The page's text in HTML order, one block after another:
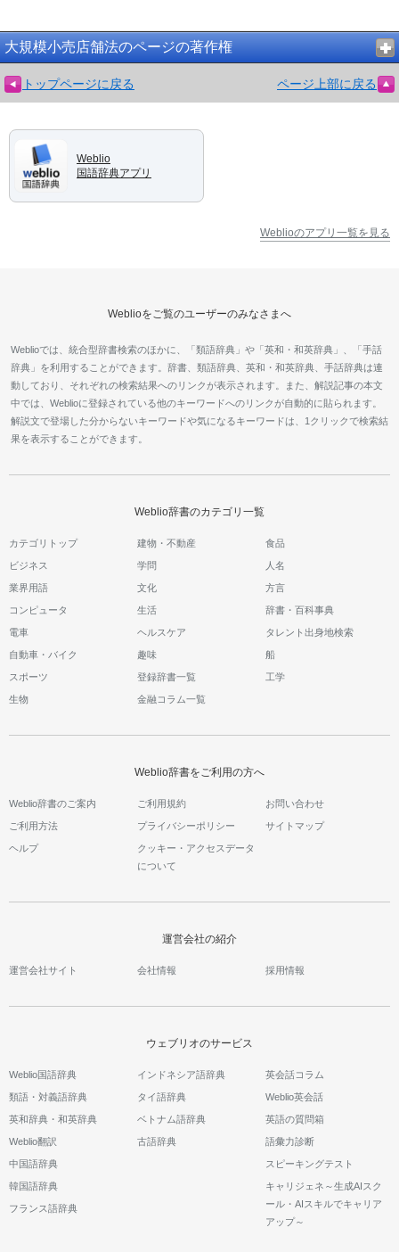
大規模小売店舗法のページの著作権
トップページに戻る ページ上部に戻る
Weblio
国語辞典アプリ
Weblioのアプリ一覧を見る
Weblioをご覧のユーザーのみなさまへ
Weblioでは、統合型辞書検索のほかに、「類語辞典」や「英和・和英辞典」、「手話
辞典」を利用することができます。辞書、類語辞典、英和・和英辞典、手話辞典は連
動しており、それぞれの検索結果へのリンクが表示されます。また、解説記事の本文
中では、Weblioに登録されている他のキーワードへのリンクが自動的に貼られます。
解説文で登場した分からないキーワードや気になるキーワードは、1クリックで検索結
果を表示することができます。
Weblio辞書のカテゴリ一覧
カテゴリトップ 建物・不動産 食品
ビジネス 学問 人名
業界用語 文化 方言
コンピュータ 生活 辞書・百科事典
電車 ヘルスケア タレント出身地検索
自動車・バイク 趣味 船
スポーツ 登録辞書一覧 工学
生物 金融コラム一覧
Weblio辞書をご利用の方へ
Weblio辞書のご案内 ご利用規約 お問い合わせ
ご利用方法 プライバシーポリシー サイトマップ
ヘルプ
クッキー・アクセスデータ
について
運営会社の紹介
運営会社サイト 会社情報 採用情報
ウェブリオのサービス
Weblio国語辞典
類語・対義語辞典
英和辞典・和英辞典
Weblio翻訳
中国語辞典
韓国語辞典
フランス語辞典
インドネシア語辞典
タイ語辞典
ベトナム語辞典
古語辞典
英会話コラム
Weblio英会話
英語の質問箱
語彙力診断
スピーキングテスト
キャリジェネ～生成AIスク
ール・AIスキルでキャリア
アップ～